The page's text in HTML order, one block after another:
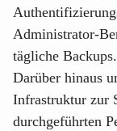
Administrator-
tägliche Backups.
Darüber hinaus
Infrastruktur zur
durchgeführten